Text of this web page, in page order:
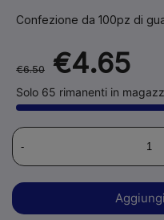
Confezione da 100pz di
€6.50 €4.65
Solo 65 rimanenti in
-